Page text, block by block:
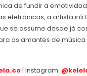
de fundir a
eletrónicas, a artista irá
se assume desde já
os amantes de
| Instagram: